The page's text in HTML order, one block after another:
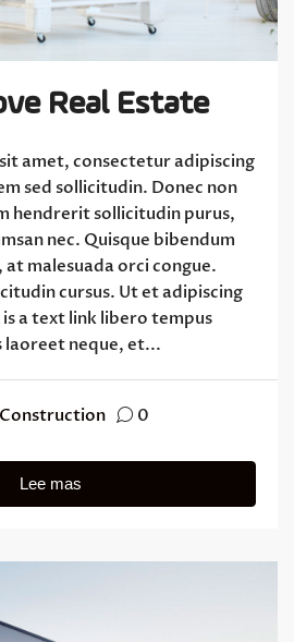
Real Estate
amet, consectetur adipiscing
sed sollicitudin. Donec non
hendrerit sollicitudin purus,
nec. Quisque bibendum
malesuada orci congue.
cursus. Ut et adipiscing
a text link libero tempus
laoreet neque, et...
Construction 0
Lee mas